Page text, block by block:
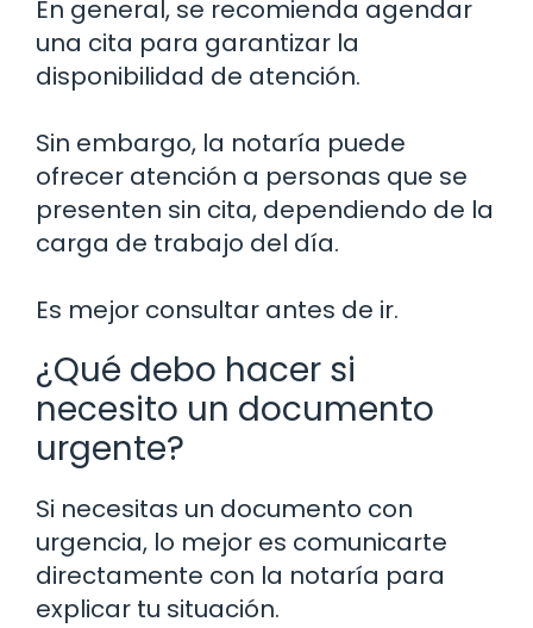
En general, se recomienda agendar
una cita para garantizar la
disponibilidad de atención.
Sin embargo, la notaría puede
ofrecer atención a personas que se
presenten sin cita, dependiendo de la
carga de trabajo del día.
Es mejor consultar antes de ir.
¿Qué debo hacer si
necesito un documento
urgente?
Si necesitas un documento con
urgencia, lo mejor es comunicarte
directamente con la notaría para
explicar tu situación.